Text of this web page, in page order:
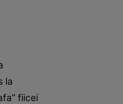
la
fiicei